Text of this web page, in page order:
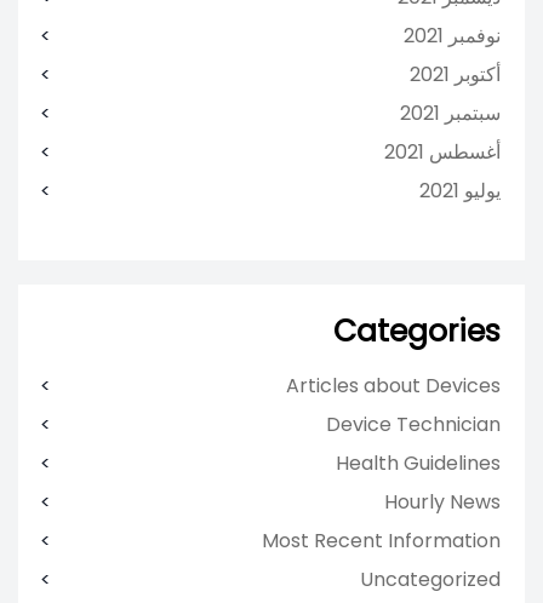
نوفمبر 2021
أكتوبر 2021
سبتمبر 2021
أغسطس 2021
يوليو 2021
Categories
Articles about Devices
Device Technician
Health Guidelines
Hourly News
Most Recent Information
Uncategorized